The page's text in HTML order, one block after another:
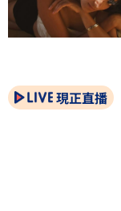
現正直播